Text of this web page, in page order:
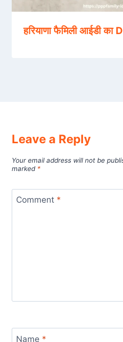
हरियाणा फैमिली आईडी
Leave a Reply
Your email address will not be
marked *
Comment *
Name *